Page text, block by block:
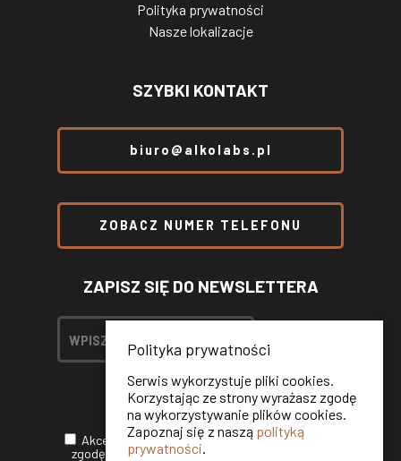
Polityka prywatności
Nasze lokalizacje
SZYBKI KONTAKT
biuro@alkolabs.pl
ZOBACZ NUMER TELEFONU
ZAPISZ SIĘ DO NEWSLETTERA
AkceptujęPolitykę Prywatnościoraz wyrażam
zgodę na otrzymywanie informacji handlowych
Polityka prywatności
Serwis wykorzystuje pliki cookies.
Korzystając ze strony wyrażasz zgodę
na wykorzystywanie plików cookies.
Zapoznaj się z naszą polityką
prywatności.